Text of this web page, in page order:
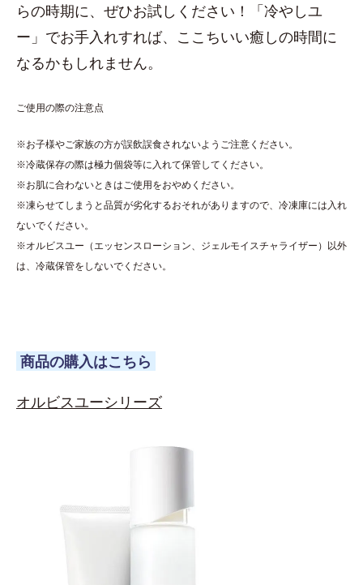
らの時期に、ぜひお試しください！「冷やしユ
ー」でお手入れすれば、ここちいい癒しの時間に
なるかもしれません。
ご使用の際の注意点
※お子様やご家族の方が誤飲誤食されないようご注意ください。
※冷蔵保存の際は極力個袋等に入れて保管してください。
※お肌に合わないときはご使用をおやめください。
※凍らせてしまうと品質が劣化するおそれがありますので、冷凍庫には入れ
ないでください。
※オルビスユー（エッセンスローション、ジェルモイスチャライザー）以外
は、冷蔵保管をしないでください。
商品の購入はこちら
オルビスユーシリーズ